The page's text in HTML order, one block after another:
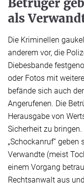
als
Die Kriminellen
anderem vor, die
Diebesbande
oder Fotos mit
befände sich auch
Angerufenen. Die
Herausgabe von
Sicherheit zu
„Schockanruf“
Verwandte (meist
einem Vorgang
Rechtsanwalt aus